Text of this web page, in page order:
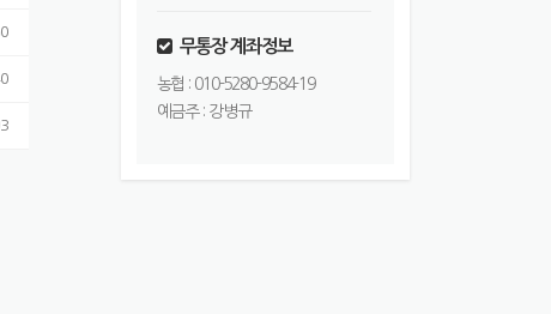
무통장 계좌정보
농협 : 010-5280-9584-19
예금주 : 강병규